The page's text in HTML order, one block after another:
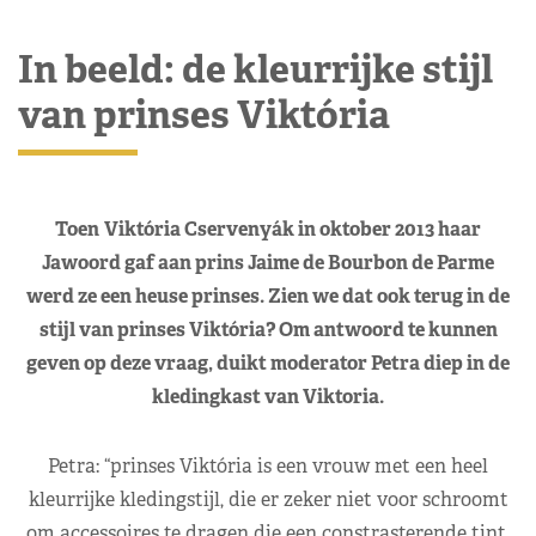
In beeld: de kleurrijke stijl
van prinses Viktória
ToenViktória Cservenyák in oktober 2013 haar
Jawoord gaf aan prins Jaime de Bourbon de Parme
werd ze een heuse prinses. Zien we dat ook terug in de
stijl van prinses Viktória? Om antwoord te kunnen
geven op deze vraag, duikt moderator Petra diep in de
kledingkast van Viktoria.
Petra: “prinses Viktória is een vrouw met een heel
kleurrijke kledingstijl, die er zeker niet voor schroomt